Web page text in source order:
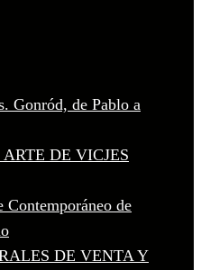
Gonród, de Pablo a
DE VICJES
de
DE VENTA Y